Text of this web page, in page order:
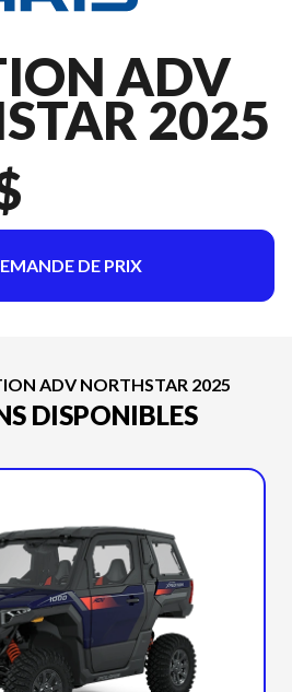
ADV
2025
DE PRIX
ADV NORTHSTAR 2025
DISPONIBLES